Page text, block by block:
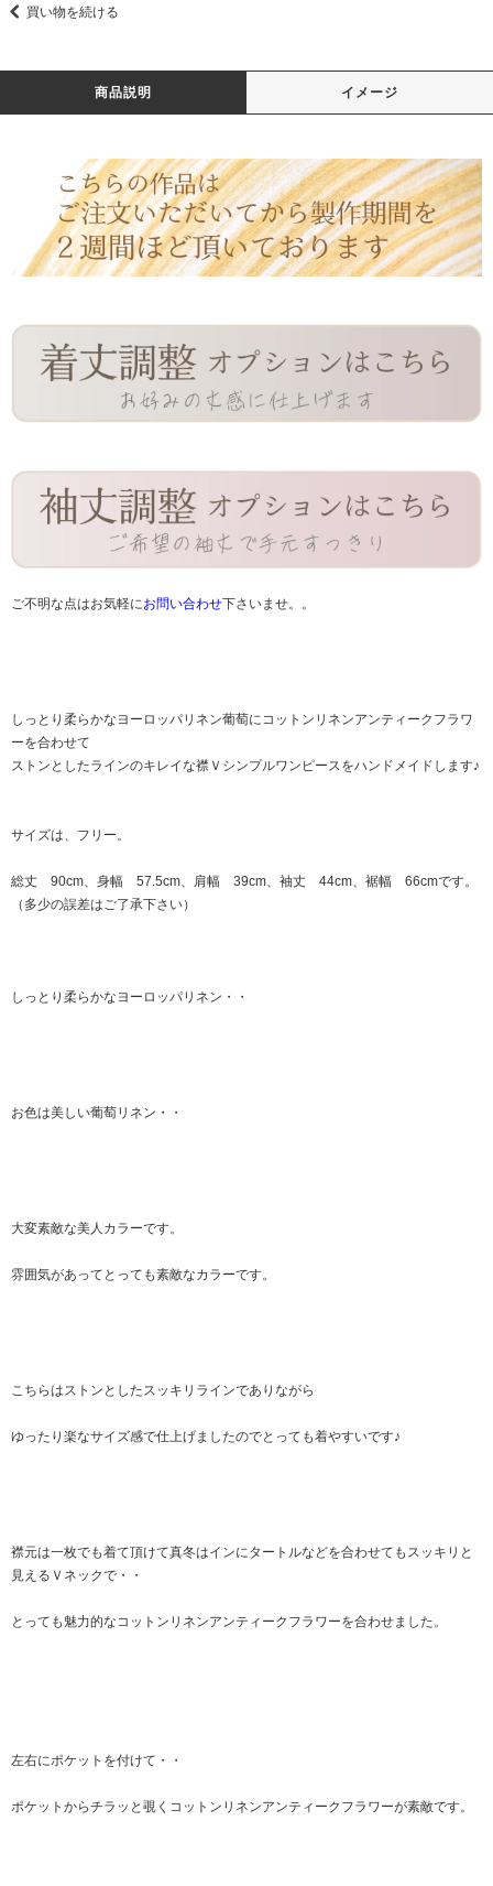
買い物を続ける
商品説明 イメージ
ご不明な点はお気軽にお問い合わせ下さいませ。。
しっとり柔らかなヨーロッパリネン葡萄にコットンリネンアンティークフラワ
ーを合わせて
ストンとしたラインのキレイな襟Ｖシンプルワンピースをハンドメイドします♪
サイズは、フリー。
総丈 90cm、身幅 57.5cm、肩幅 39cm、袖丈 44cm、裾幅 66cmです。
（多少の誤差はご了承下さい）
しっとり柔らかなヨーロッパリネン・・
お色は美しい葡萄リネン・・
大変素敵な美人カラーです。
雰囲気があってとっても素敵なカラーです。
こちらはストンとしたスッキリラインでありながら
ゆったり楽なサイズ感で仕上げましたのでとっても着やすいです♪
襟元は一枚でも着て頂けて真冬はインにタートルなどを合わせてもスッキリと
見えるＶネックで・・
とっても魅力的なコットンリネンアンティークフラワーを合わせました。
左右にポケットを付けて・・
ポケットからチラッと覗くコットンリネンアンティークフラワーが素敵です。